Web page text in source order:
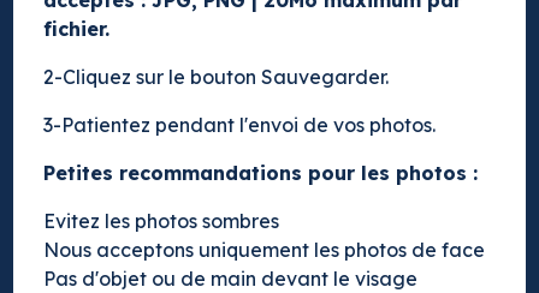
fichier.
2-Cliquez sur le bouton Sauvegarder.
3-Patientez pendant l'envoi de vos photos.
Petites recommandations pour les photos :
Evitez les photos sombres
Nous acceptons uniquement les photos de face
Pas d'objet ou de main devant le visage